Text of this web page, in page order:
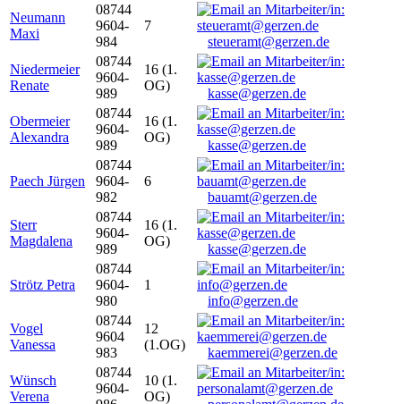
Neumann
Maxi
08744
9604-
984
7
steueramt@gerzen.de
Niedermeier
Renate
08744
9604-
989
16 (1.
OG)
kasse@gerzen.de
Obermeier
Alexandra
08744
9604-
989
16 (1.
OG)
kasse@gerzen.de
Paech Jürgen
08744
9604-
982
6
bauamt@gerzen.de
Sterr
Magdalena
08744
9604-
989
16 (1.
OG)
kasse@gerzen.de
Strötz Petra
08744
9604-
980
1
info@gerzen.de
Vogel
Vanessa
08744
9604
983
12
(1.OG)
kaemmerei@gerzen.de
Wünsch
Verena
08744
9604-
10 (1.
OG)